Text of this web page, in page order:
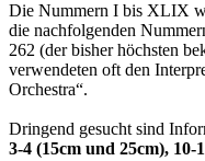
Die Nummern I bis XLIX
die nachfolgenden
262 (der bisher höchsten
verwendeten oft den
Orchestra“.
Dringend gesucht sind
3-4 (15cm und 25cm), 10-